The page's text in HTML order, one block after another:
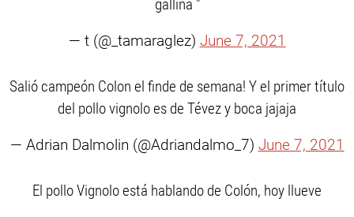
gallina "
— t (@_tamaraglez) June 7, 2021
Salió campeón Colon el finde de semana! Y el primer título
del pollo vignolo es de Tévez y boca jajaja
— Adrian Dalmolin (@Adriandalmo_7) June 7, 2021
El pollo Vignolo está hablando de Colón, hoy llueve